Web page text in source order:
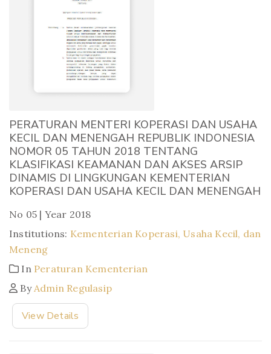
PERATURAN MENTERI KOPERASI DAN USAHA
KECIL DAN MENENGAH REPUBLIK INDONESIA
NOMOR 05 TAHUN 2018 TENTANG
KLASIFIKASI KEAMANAN DAN AKSES ARSIP
DINAMIS DI LINGKUNGAN KEMENTERIAN
KOPERASI DAN USAHA KECIL DAN MENENGAH
No 05 | Year 2018
Institutions: Kementerian Koperasi, Usaha Kecil, dan
Meneng
In Peraturan Kementerian
By Admin Regulasip
View Details